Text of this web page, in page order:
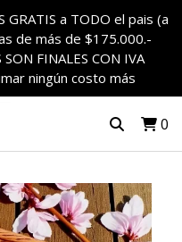
GRATIS a TODO el pais (a
de más de $175.000.-
FINALES CON IVA
ningún costo más
0